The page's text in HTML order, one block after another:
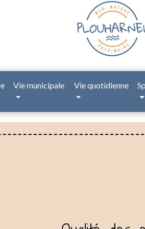
Vie municipale Vie quotidienne